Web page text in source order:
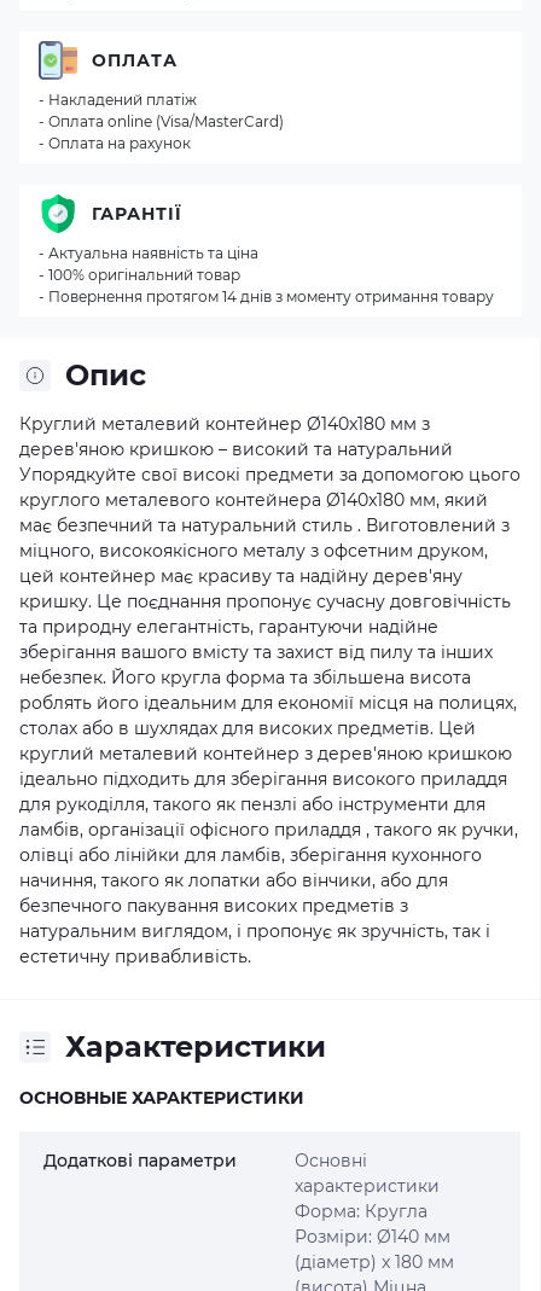
Опис
Круглий металевий контейнер Ø140x180 мм з
дерев'яною кришкою – високий та натуральний
Упорядкуйте свої високі предмети за допомогою цього
круглого металевого контейнера Ø140x180 мм, який
має безпечний та натуральний стиль . Виготовлений з
міцного, високоякісного металу з офсетним друком,
цей контейнер має красиву та надійну дерев'яну
кришку. Це поєднання пропонує сучасну довговічність
та природну елегантність, гарантуючи надійне
зберігання вашого вмісту та захист від пилу та інших
небезпек. Його кругла форма та збільшена висота
роблять його ідеальним для економії місця на полицях,
столах або в шухлядах для високих предметів. Цей
круглий металевий контейнер з дерев'яною кришкою
ідеально підходить для зберігання високого приладдя
для рукоділля, такого як пензлі або інструменти для
ламбів, організації офісного приладдя , такого як ручки,
олівці або лінійки для ламбів, зберігання кухонного
начиння, такого як лопатки або вінчики, або для
безпечного пакування високих предметів з
натуральним виглядом, і пропонує як зручність, так і
естетичну привабливість.
Характеристики
ОСНОВНЫЕ ХАРАКТЕРИСТИКИ
Додаткові параметри
Основні
характеристики
Форма: Кругла
Розміри: Ø140 мм
(діаметр) x 180 мм
ОПЛАТА
- Накладений платіж
- Оплата online (Visa/MasterCard)
- Оплата на рахунок
ГАРАНТІЇ
- Актуальна наявність та ціна
- 100% оригінальний товар
- Повернення протягом 14 днів з моменту отримання товару